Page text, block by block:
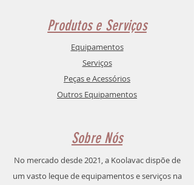
Produtos e Serviços
Equipamentos
Serviços
Peças e Acessórios
Outros Equipamentos
Sobre Nós
No mercado desde 2021, a Koolavac dispõe de
um vasto leque de equipamentos e serviços na